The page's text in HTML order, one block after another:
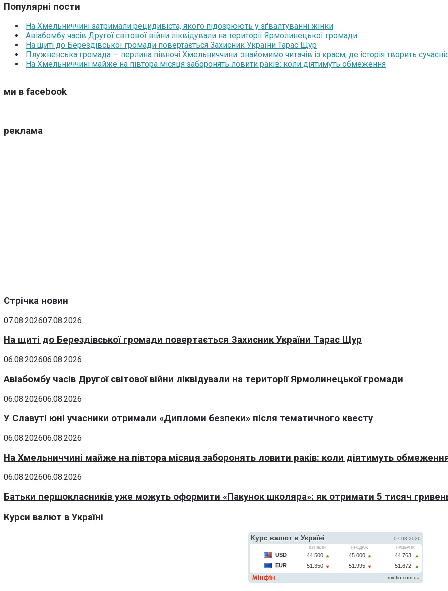
Популярні пости
На Хмельниччині затримали рецидивіста, якого підозрюють у зґвалтуванні жінки
Авіабомбу часів Другої світової війни ліквідували на території Ярмолинецької громади
На щиті до Берездівської громади повертається Захисник України Тарас Щур
Плужненська громада — перлина півночі Хмельниччини: знайомимо читачів із краєм, де історія творить
На Хмельниччині майже на півтора місяця заборонять ловити раків: коли діятимуть обмеження
ми в facebook
реклама
Стрічка новин
07.08.202607.08.2026
На щиті до Берездівської громади повертається Захисник України Тарас Щур
06.08.202606.08.2026
Авіабомбу часів Другої світової війни ліквідували на території Ярмолинецької громади
06.08.202606.08.2026
У Славуті юні учасники отримали «Дипломи безпеки» після тематичного квесту
06.08.202606.08.2026
На Хмельниччині майже на півтора місяця заборонять ловити раків: коли діятимуть
06.08.202606.08.2026
Батьки першокласників уже можуть оформити «Пакунок школяра»: як отримати 5 тисяч
Курси валют в Україні